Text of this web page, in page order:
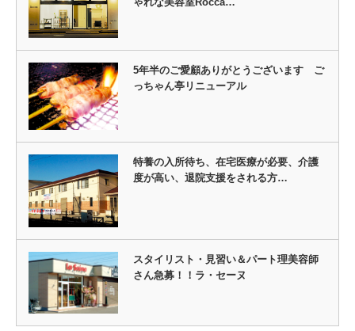
5年半のご愛顧ありがとうございます ご
っちゃん亭リニューアル
特養の入所待ち、在宅医療が必要、介護
度が高い、退院支援をされる方…
スタイリスト・見習い＆パート理美容師
さん急募！！ラ・セーヌ